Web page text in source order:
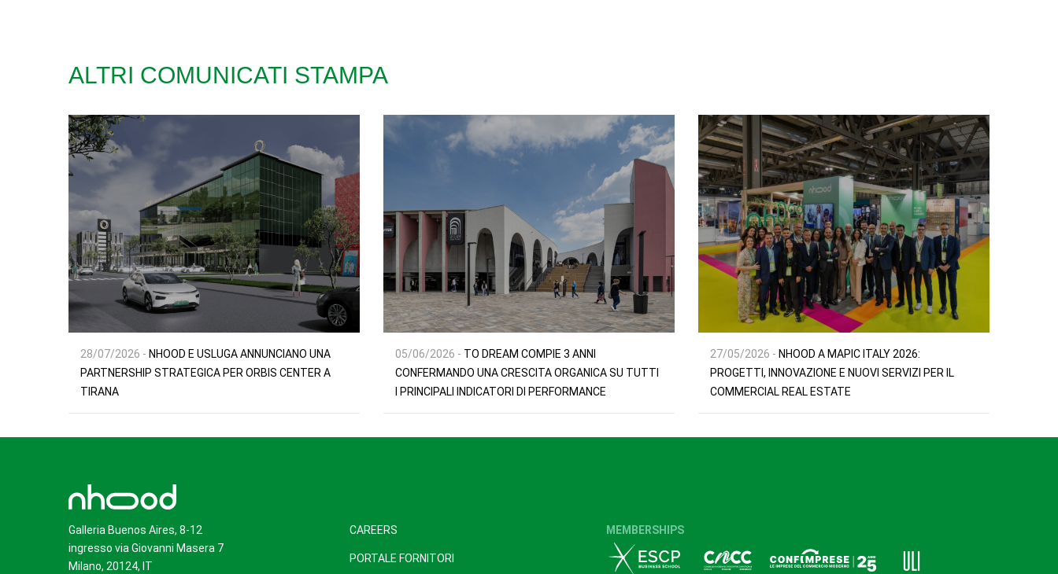
ALTRI COMUNICATI STAMPA
28/07/2026 - NHOOD E USLUGA ANNUNCIANO UNA
PARTNERSHIP STRATEGICA PER ORBIS CENTER A
TIRANA
05/06/2026 - TO DREAM COMPIE 3 ANNI
CONFERMANDO UNA CRESCITA ORGANICA SU TUTTI
I PRINCIPALI INDICATORI DI PERFORMANCE
27/05/2026 - NHOOD A MAPIC ITALY 2026:
PROGETTI, INNOVAZIONE E NUOVI SERVIZI PER IL
COMMERCIAL REAL ESTATE
Galleria Buenos Aires, 8-12
ingresso via Giovanni Masera 7
Milano, 20124, IT
CAREERS
PORTALE FORNITORI
MEMBERSHIPS